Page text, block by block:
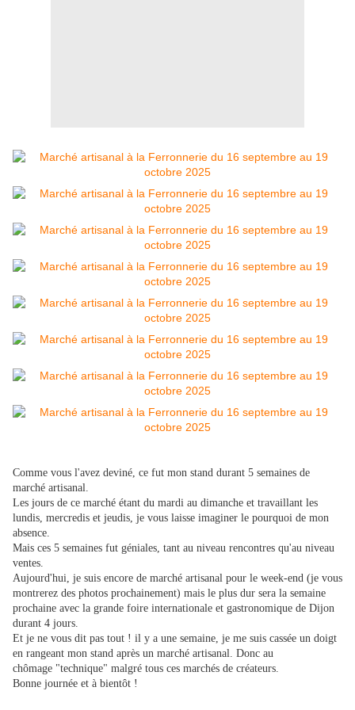
Comme vous l'avez deviné, ce fut mon stand durant 5 semaines de
marché artisanal.
Les jours de ce marché étant du mardi au dimanche et travaillant les
lundis, mercredis et jeudis, je vous laisse imaginer le pourquoi de mon
absence.
Mais ces 5 semaines fut géniales, tant au niveau rencontres qu'au niveau
ventes.
Aujourd'hui, je suis encore de marché artisanal pour le week-end (je vous
montrerez des photos prochainement) mais le plus dur sera la semaine
prochaine avec la grande foire internationale et gastronomique de Dijon
durant 4 jours.
Et je ne vous dit pas tout ! il y a une semaine, je me suis cassée un doigt
en rangeant mon stand après un marché artisanal. Donc au
chômage "technique" malgré tous ces marchés de créateurs.
Bonne journée et à bientôt !